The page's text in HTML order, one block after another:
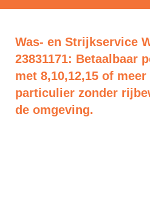
Was- en Strijkservice
23831171: Betaalbaar
met 8,10,12,15 of
particulier zonder
de omgeving.